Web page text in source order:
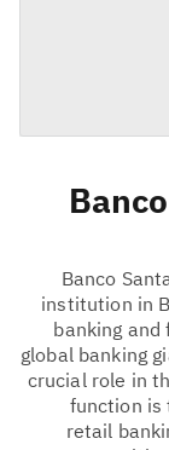
Banco
institution in
banking
global banking
crucial role in
function is
retail